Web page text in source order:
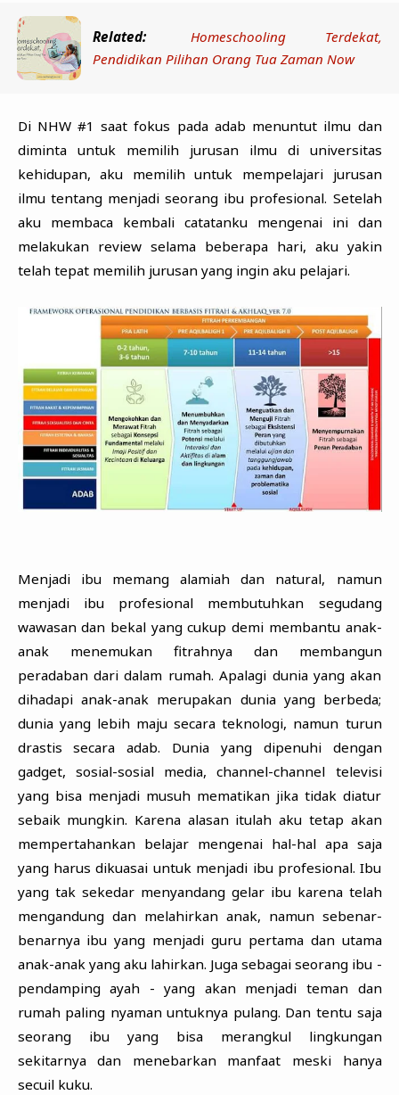
Related:
Homeschooling Terdekat,
Pendidikan Pilihan Orang Tua Zaman Now
Di NHW #1 saat fokus pada adab menuntut ilmu dan
diminta untuk memilih jurusan ilmu di universitas
kehidupan, aku memilih untuk mempelajari jurusan
ilmu tentang menjadi seorang ibu profesional. Setelah
aku membaca kembali catatanku mengenai ini dan
melakukan review selama beberapa hari, aku yakin
telah tepat memilih jurusan yang ingin aku pelajari.
Menjadi ibu memang alamiah dan natural, namun
menjadi ibu profesional membutuhkan segudang
wawasan dan bekal yang cukup demi membantu anak-
anak menemukan fitrahnya dan membangun
peradaban dari dalam rumah. Apalagi dunia yang akan
dihadapi anak-anak merupakan dunia yang berbeda;
dunia yang lebih maju secara teknologi, namun turun
drastis secara adab. Dunia yang dipenuhi dengan
gadget, sosial-sosial media, channel-channel televisi
yang bisa menjadi musuh mematikan jika tidak diatur
sebaik mungkin. Karena alasan itulah aku tetap akan
mempertahankan belajar mengenai hal-hal apa saja
yang harus dikuasai untuk menjadi ibu profesional. Ibu
yang tak sekedar menyandang gelar ibu karena telah
mengandung dan melahirkan anak, namun sebenar-
benarnya ibu yang menjadi guru pertama dan utama
anak-anak yang aku lahirkan. Juga sebagai seorang ibu -
pendamping ayah - yang akan menjadi teman dan
rumah paling nyaman untuknya pulang. Dan tentu saja
seorang ibu yang bisa merangkul lingkungan
sekitarnya dan menebarkan manfaat meski hanya
secuil kuku.